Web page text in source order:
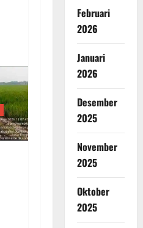
Februari
2026
Januari
2026
Desember
2025
November
2025
Oktober
2025